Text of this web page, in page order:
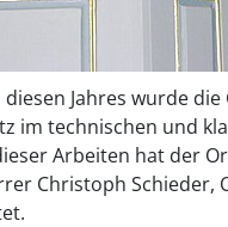
Jahres wurde
im technischen und
Arbeiten hat der
Christoph